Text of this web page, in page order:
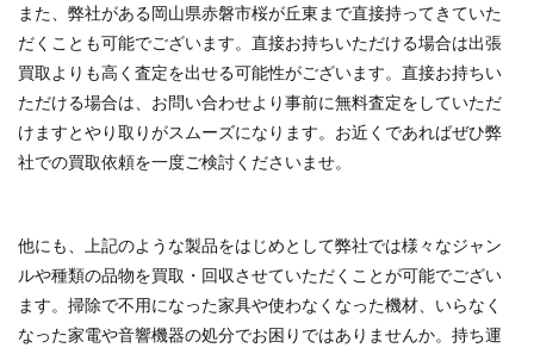
また、弊社がある岡山県赤磐市桜が丘東まで直接持ってきていた
だくことも可能でございます。直接お持ちいただける場合は出張
買取よりも高く査定を出せる可能性がございます。直接お持ちい
ただける場合は、お問い合わせより事前に無料査定をしていただ
けますとやり取りがスムーズになります。お近くであればぜひ弊
社での買取依頼を一度ご検討くださいませ。
他にも、上記のような製品をはじめとして弊社では様々なジャン
ルや種類の品物を買取・回収させていただくことが可能でござい
ます。掃除で不用になった家具や使わなくなった機材、いらなく
なった家電や音響機器の処分でお困りではありませんか。持ち運